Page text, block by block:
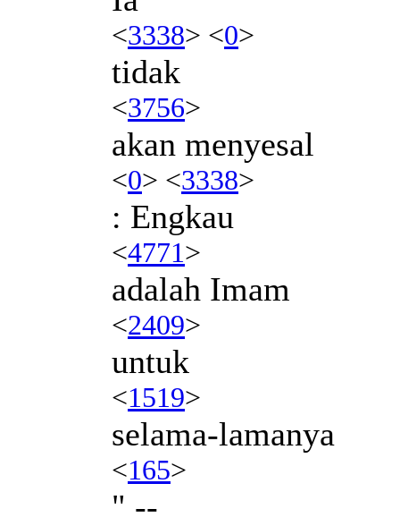
<3338> <0>
tidak
<3756>
akan menyesal
<0> <3338>
: Engkau
<4771>
adalah Imam
<2409>
untuk
<1519>
selama-lamanya
<165>
" --